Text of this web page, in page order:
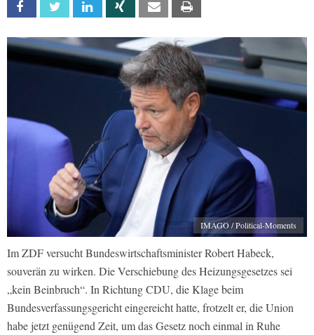
Facebook Twitter Linkedin Xing Email
IMAGO / Political-Moments
Im ZDF versucht Bundeswirtschaftsminister Robert Habeck,
souverän zu wirken. Die Verschiebung des Heizungsgesetzes sei
„kein Beinbruch“. In Richtung CDU, die Klage beim
Bundesverfassungsgericht eingereicht hatte, frotzelt er, die Union
habe jetzt genügend Zeit, um das Gesetz noch einmal in Ruhe